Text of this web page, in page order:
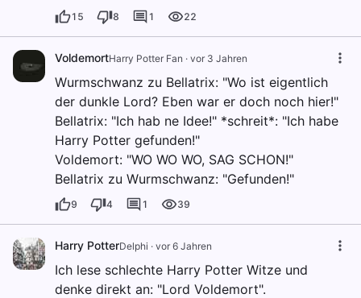
15 8 1 22
VoldemortHarry Potter Fan · vor 3 Jahren
Wurmschwanz zu Bellatrix: "Wo ist eigentlich
der dunkle Lord? Eben war er doch noch hier!"
Bellatrix: "Ich hab ne Idee!" *schreit*: "Ich habe
Harry Potter gefunden!"
Voldemort: "WO WO WO, SAG SCHON!"
Bellatrix zu Wurmschwanz: "Gefunden!"
9 4 1 39
Harry PotterDelphi · vor 6 Jahren
Ich lese schlechte Harry Potter Witze und
denke direkt an: "Lord Voldemort".